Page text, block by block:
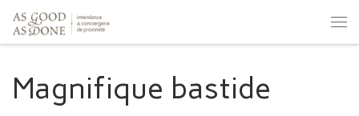
Skip to content
Magnifique bastide